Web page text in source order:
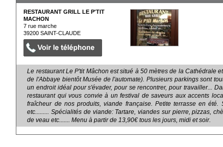
RESTAURANT GRILL LE P'TIT
MACHON
7 rue marche
39200SAINT-CLAUDE
Le restaurant Le P'tit Mâchon est situé à 50 mètres de la Cathédrale
de l'Abbaye bientôt Musée de l'automate). Plusieurs parkings sont
un endroit idéal pour s'évader, pour se rencontrer, pour travailler...
restaurant qui vous convie à un festival de saveurs aux accents
fraîcheur de nos produits, viande française. Petite terrasse en été.
etc......... Spécialités de viande: Tartare, viandes sur pierre, pizzas,
de veau etc....... Menu à partir de 13,90€ tous les jours, midi et soir.